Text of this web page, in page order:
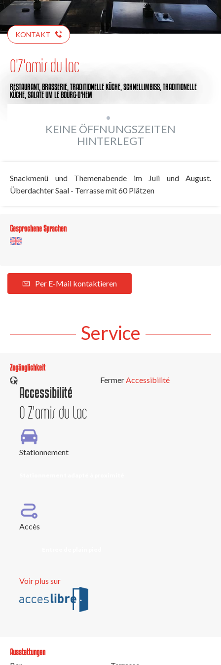
KONTAKT
O'Z'amis du lac
RESTAURANT, BRASSERIE, TRADITIONELLE KÜCHE, SCHNELLIMBISS, TRADITIONELLE
KÜCHE, SALATEUM LE BOURG-D'HEM
KEINE ÖFFNUNGSZEITEN
HINTERLEGT
Snackmenü und Themenabende im Juli und August.
Überdachter Saal - Terrasse mit 60 Plätzen
Gesprochene Sprachen
Per E-Mail kontaktieren
Service
Zugänglichkeit
Fermer
Accessibilité
O Z'amis du Lac
Stationnement
Accès
Voir plus sur
Accessibilité
Ausstattungen